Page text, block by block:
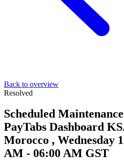
Back to overview
Resolved
Scheduled
PayTabs Dashboard
Morocco , Wednesday
AM - 06:00 AM GST